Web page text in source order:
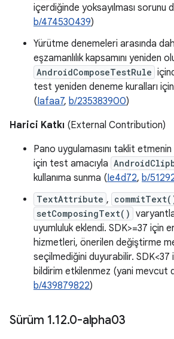
içerdiğinde yoksayılması sorunu
b/474530439)
Yürütme denemeleri arasında
eşzamanlılık kapsamını yeniden
AndroidComposeTestRule
test yeniden deneme kuralları
(Iafaa7, b/235383900)
Harici Katkı (External Contribution)
Pano uygulamasını taklit
için test amacıyla
kullanıma sunma (Ie4d72, b/
TextAttribute ,
setComposingText()
uyumluluk eklendi. SDK>=37 için
hizmetleri, önerilen değiştirme
seçilmediğini duyurabilir. SDK<37
bildirim etkilenmez (yani mevcut
b/439879822)
Sürüm 1.12.0-alpha03